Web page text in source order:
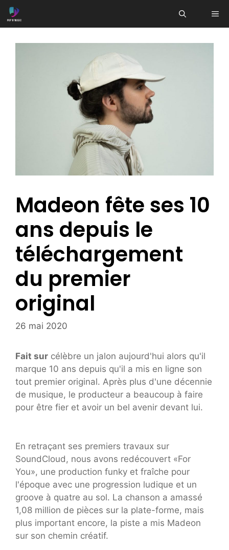
Aller
au
Madeon fête ses 10
ans depuis le
téléchargement
du premier
original
26 mai 2020
Fait sur célèbre un jalon aujourd'hui alors qu'il
marque 10 ans depuis qu'il a mis en ligne son
tout premier original. Après plus d'une décennie
de musique, le producteur a beaucoup à faire
pour être fier et avoir un bel avenir devant lui.
En retraçant ses premiers travaux sur
SoundCloud, nous avons redécouvert «For
You», une production funky et fraîche pour
l'époque avec une progression ludique et un
groove à quatre au sol. La chanson a amassé
1,08 million de pièces sur la plate-forme, mais
plus important encore, la piste a mis Madeon
sur son chemin créatif.